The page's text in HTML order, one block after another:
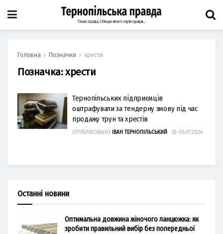
Головна Позначки хрести
Позначка:хрести
Тернопільських підприємців
оштрафували за тендерну змову під час
продажу трун та хрестів
ОПУБЛІКОВАНО ІВАН ТЕРНОПІЛЬСЬКИЙ 05.07.2024
Останні новини
Оптимальна довжина жіночого ланцюжка: як
зробити правильний вибір без попередньої